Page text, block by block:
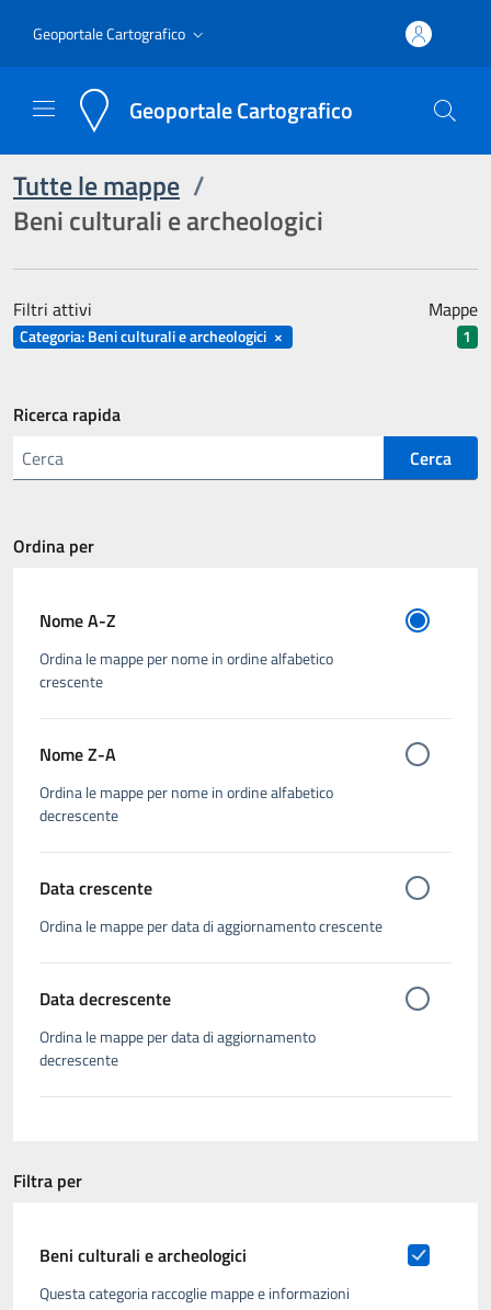
Geoportale Cartografico
Geoportale Cartografico
Tutte le mappe /
Beni culturali e archeologici
Filtri attivi
Categoria: Beni culturali e archeologici ×
Mappe
1
Ricerca rapida
Cerca
Ordina per
Nome A-Z
Ordina le mappe per nome in ordine alfabetico
crescente
Nome Z-A
Ordina le mappe per nome in ordine alfabetico
decrescente
Data crescente
Ordina le mappe per data di aggiornamento crescente
Data decrescente
Ordina le mappe per data di aggiornamento
decrescente
Filtra per
Beni culturali e archeologici
Questa categoria raccoglie mappe e informazioni